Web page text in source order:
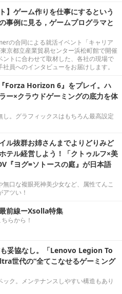
】ゲーム作りを仕事にするという
事例に見る，ゲームプログラマと
の合同による就活イベント「キャリア
京都立産業貿易センター浜松町館で開催
ントに合わせて取材した、各社の現場で
員へのインタビューをお届けします。
Forza Horizon 6』をプレイ。ハ
ー×クラウドゲーミングの底力を体
し。グラフィックスはもちろん最高設定
ル抜群お姉さんまでよりどりみど
テル経営しよう！「クトゥルフ×美
『ヨグ=ソトースの庭』が日本語
無口な複眼死神美少女など、属性てんこ
ツい！
前線ーXsolla特集
らから！
妥協なし。「Lenovo Legion To
世代の“全てこなせるゲーミング
ク。メンテナンスしやすい構造もあり